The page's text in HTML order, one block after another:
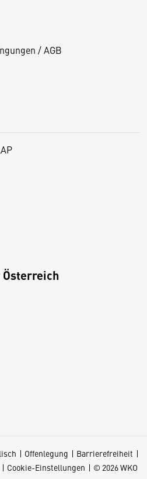
/ AGB
Offenlegung
Barrierefreiheit
Cookie-Einstellungen © 2026 WKO